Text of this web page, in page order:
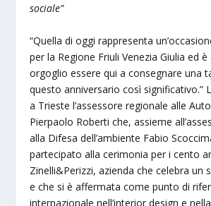
sociale”
“Quella di oggi rappresenta
per la Regione Friuli Venezia Giulia ed
orgoglio essere qui a consegnare una
questo anniversario così significativo.”
a Trieste l’assessore regionale alle
Pierpaolo Roberti che, assieme
alla Difesa dell’ambiente Fabio
partecipato alla cerimonia per i cento
Zinelli&Perizzi, azienda che celebra un
e che si è affermata come punto di
internazionale nell’interior design e